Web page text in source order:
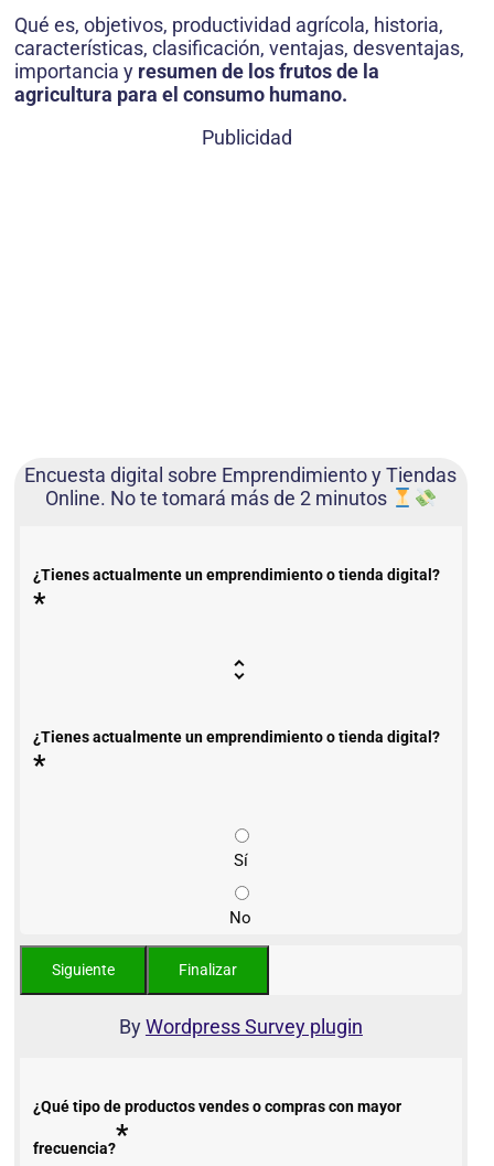
Qué es, objetivos, productividad agrícola, historia,
características, clasificación, ventajas, desventajas,
importancia y resumen de los frutos de la
agricultura para el consumo humano.
Publicidad
Encuesta digital sobre Emprendimiento y Tiendas
Online. No te tomará más de 2 minutos
¿Tienes actualmente un emprendimiento o tienda digital?
*
¿Tienes actualmente un emprendimiento o tienda digital?
*
Sí
No
ByWordpress Survey plugin
¿Qué tipo de productos vendes o compras con mayor
frecuencia?*